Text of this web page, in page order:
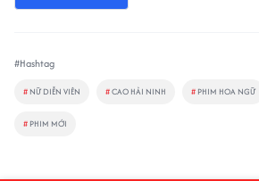
#Hashtag
# NỮ DIỄN VIÊN #CAO HẢI NINH # PHIM HOA NGỮ
# PHIM MỚI